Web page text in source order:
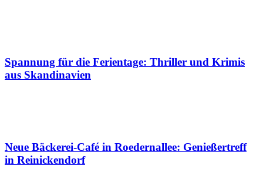
Spannung für die Ferientage: Thriller und Krimis
aus Skandinavien
Neue Bäckerei-Café in Roedernallee: Genießertreff
in Reinickendorf